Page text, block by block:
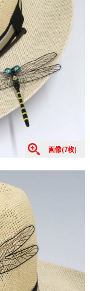
画像(7枚)